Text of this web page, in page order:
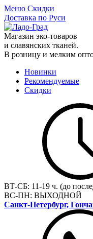
Меню Скидки
Доставка по Руси
Магазин эко-товаров
и славянских тканей.
В розницу и мелким
Новинки
Рекомендуемые
Скидки
ВТ-СБ: 11-19 ч. (до
ВС-ПН: ВЫХОДНОЙ
Санкт-Петербург,